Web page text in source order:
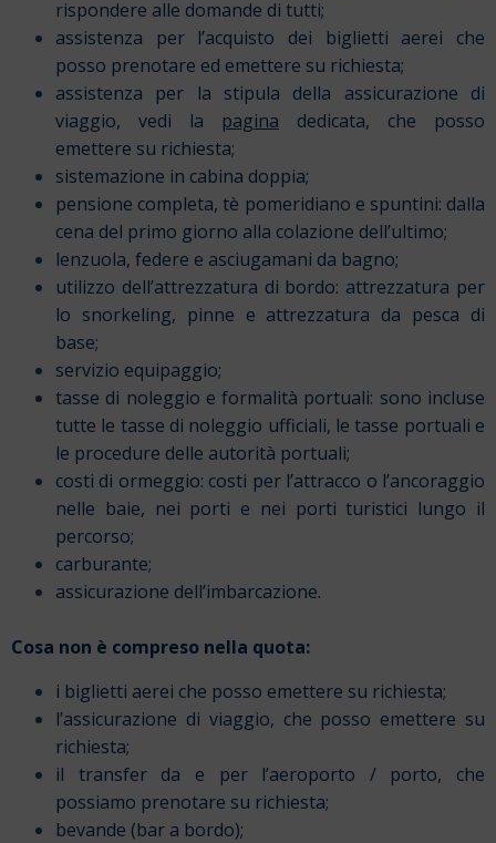
rispondere alle domande di tutti;
assistenza per l’acquisto dei biglietti aerei che
posso prenotare ed emettere su richiesta;
assistenza per la stipula della assicurazione di
viaggio, vedi la pagina dedicata, che posso
emettere su richiesta;
sistemazione in cabina doppia;
pensione completa, tè pomeridiano e spuntini: dalla
cena del primo giorno alla colazione dell’ultimo;
lenzuola, federe e asciugamani da bagno;
utilizzo dell’attrezzatura di bordo: attrezzatura per
lo snorkeling, pinne e attrezzatura da pesca di
base;
servizio equipaggio;
tasse di noleggio e formalità portuali: sono incluse
tutte le tasse di noleggio ufficiali, le tasse portuali e
le procedure delle autorità portuali;
costi di ormeggio: costi per l’attracco o l’ancoraggio
nelle baie, nei porti e nei porti turistici lungo il
percorso;
carburante;
assicurazione dell’imbarcazione.
Cosa non è compreso nella quota:
i biglietti aerei che posso emettere su richiesta;
l’assicurazione di viaggio, che posso emettere su
richiesta;
il transfer da e per l’aeroporto / porto, che
possiamo prenotare su richiesta;
bevande (bar a bordo);